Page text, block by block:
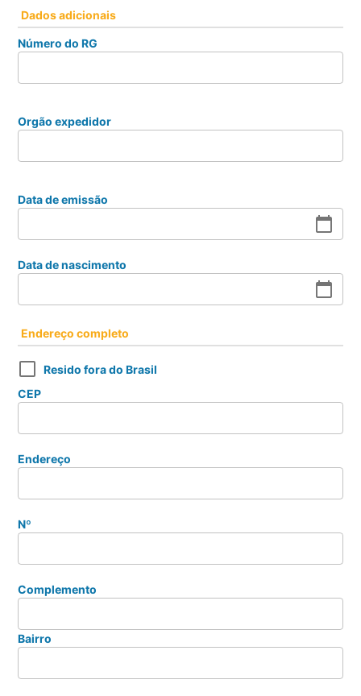
Dados adicionais
Número do RG
Orgão expedidor
Data de emissão
calendar_today
Data de nascimento
calendar_today
Endereço completo
Resido fora do Brasil
CEP
Endereço
Nº
Complemento
Bairro